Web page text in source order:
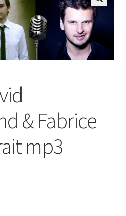
& Fabrice
mp3